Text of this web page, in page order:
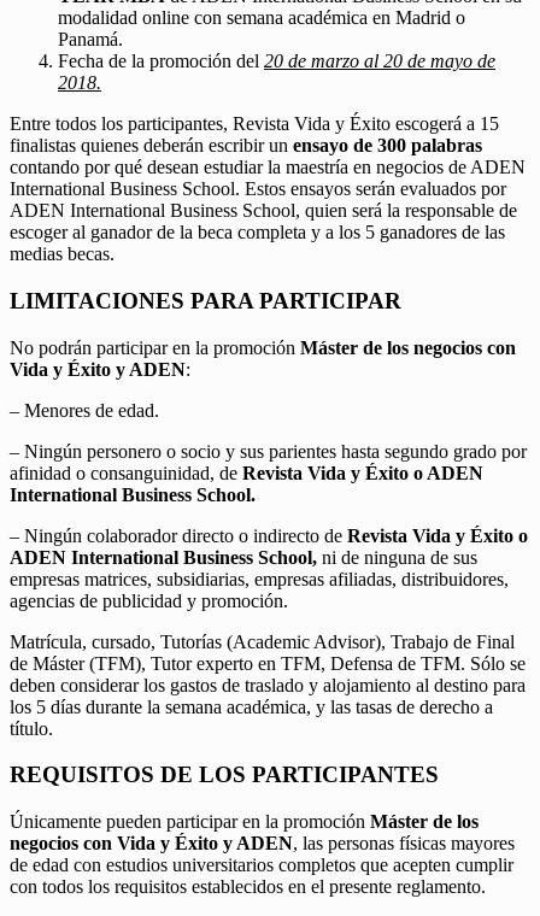
modalidad online con semana académica en Madrid o
Panamá.
Fecha de la promoción del 20 de marzo al 20 de mayo de
2018.
Entre todos los participantes, Revista Vida y Éxito escogerá a 15
finalistas quienes deberán escribir un ensayo de 300 palabras
contando por qué desean estudiar la maestría en negocios de ADEN
International Business School. Estos ensayos serán evaluados por
ADEN International Business School, quien será la responsable de
escoger al ganador de la beca completa y a los 5 ganadores de las
medias becas.
LIMITACIONES PARA PARTICIPAR
No podrán participar en la promoción Máster de los negocios con
Vida y Éxito y ADEN:
– Menores de edad.
– Ningún personero o socio y sus parientes hasta segundo grado por
afinidad o consanguinidad, de Revista Vida y Éxito o ADEN
International Business School.
– Ningún colaborador directo o indirecto de Revista Vida y Éxito o
ADEN International Business School, ni de ninguna de sus
empresas matrices, subsidiarias, empresas afiliadas, distribuidores,
agencias de publicidad y promoción.
Matrícula, cursado, Tutorías (Academic Advisor), Trabajo de Final
de Máster (TFM), Tutor experto en TFM, Defensa de TFM. Sólo se
deben considerar los gastos de traslado y alojamiento al destino para
los 5 días durante la semana académica, y las tasas de derecho a
título.
REQUISITOS DE LOS PARTICIPANTES
Únicamente pueden participar en la promoción Máster de los
negocios con Vida y Éxito y ADEN, las personas físicas mayores
de edad con estudios universitarios completos que acepten cumplir
con todos los requisitos establecidos en el presente reglamento.